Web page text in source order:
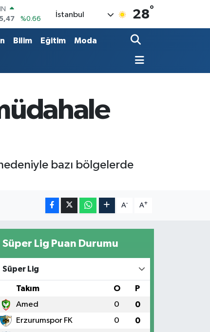
%0.66
%0.06
%0
İstanbul 28°
Bilim Eğitim Moda
bazı bölgelerde
A- A+
Süper Lig Puan Durumu
Süper Lig
Takım O P
Amed 0 0
Erzurumspor FK 0 0